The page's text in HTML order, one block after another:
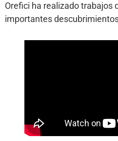
Orefici ha realizado trabajos
importantes